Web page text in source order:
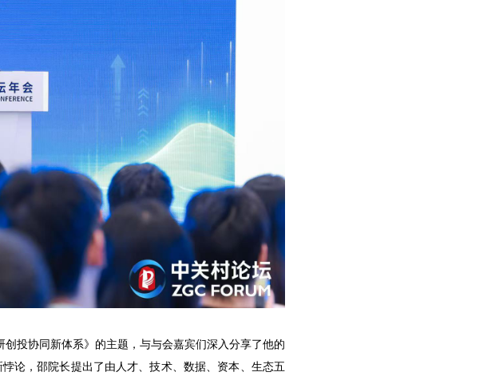
投协同新体系》的主题，与与会嘉宾们深入分享了他的
论，邵院长提出了由人才、技术、数据、资本、生态五